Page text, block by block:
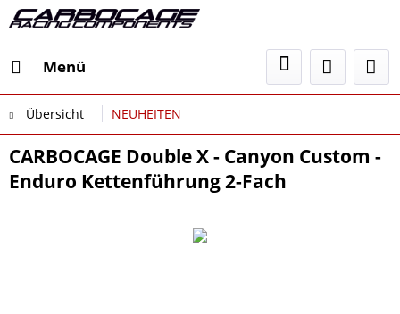
Menü
Übersicht NEUHEITEN
CARBOCAGE Double X - Canyon Custom -
Enduro Kettenführung 2-Fach